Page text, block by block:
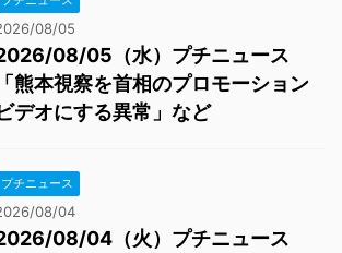
08/05
08/05（水）プチニュース
「熊本視察を首相のプロモーション
デオにする異常」など
プチニュース
08/04
08/04（火）プチニュース